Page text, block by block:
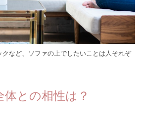
など、ソファの上でしたいことは人それぞ
との相性は？